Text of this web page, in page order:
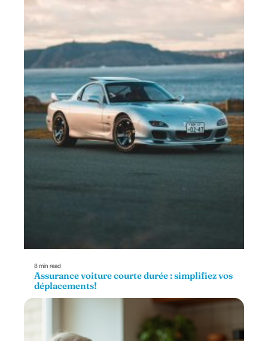
8 min read
Assurance voiture courte durée : simplifiez vos
déplacements!